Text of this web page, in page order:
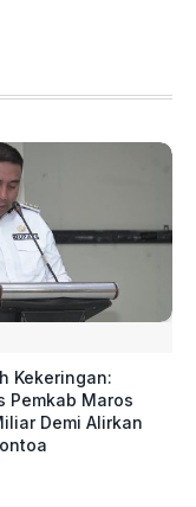
Kekeringan:
Pemkab Maros
Demi Alirkan